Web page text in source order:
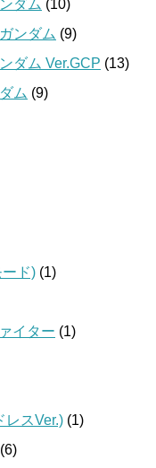
ダム (10)
ンダム (9)
ダム Ver.GCP (13)
ム (9)
ド) (1)
イター (1)
レスVer.) (1)
(6)